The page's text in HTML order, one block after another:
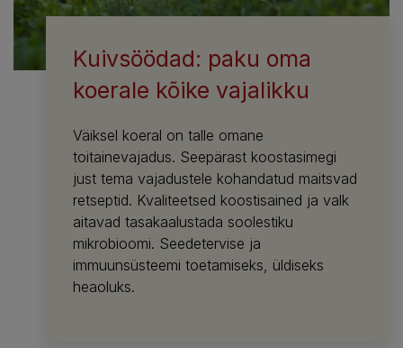
Kuivsöödad: paku oma
koerale kõike vajalikku
Väiksel koeral on talle omane
toitainevajadus. Seepärast koostasimegi
just tema vajadustele kohandatud maitsvad
retseptid. Kvaliteetsed koostisained ja valk
aitavad tasakaalustada soolestiku
mikrobioomi. Seedetervise ja
immuunsüsteemi toetamiseks, üldiseks
heaoluks.